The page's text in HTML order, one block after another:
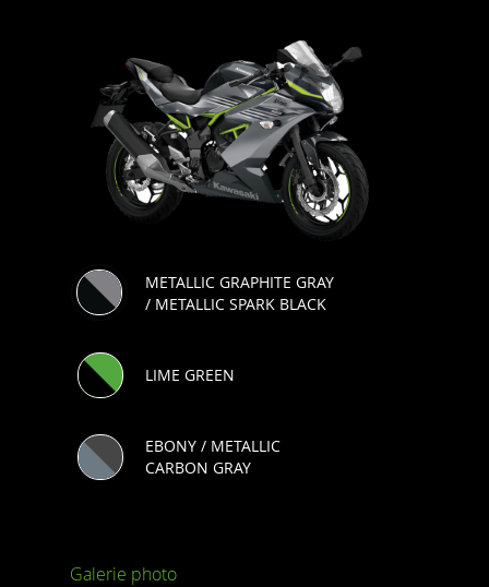
METALLIC GRAPHITE GRAY
/ METALLIC SPARK BLACK
LIME GREEN
EBONY / METALLIC
CARBON GRAY
Galerie photo